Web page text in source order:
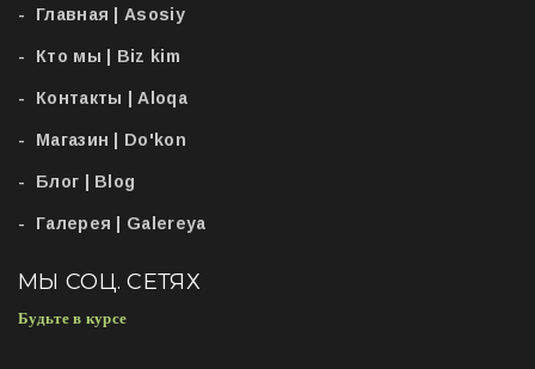
Главная | Asosiy
Кто мы | Biz kim
Контакты | Aloqa
Магазин | Do'kon
Блог | Blog
Галерея | Galereya
МЫ СОЦ. СЕТЯХ
Будьте в курсе